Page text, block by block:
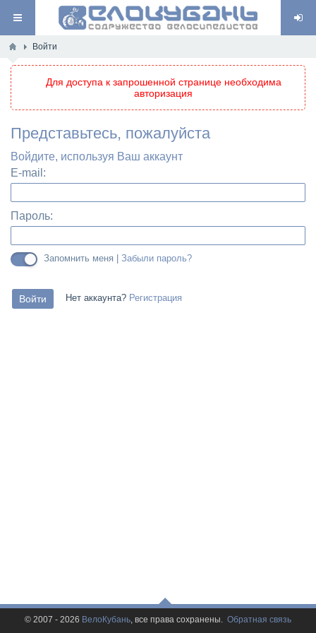
Войти
Для доступа к запрошенной странице необходима
авторизация
Представьтесь, пожалуйста
Войдите, используя Ваш аккаунт
E-mail:
Пароль:
Запомнить меня | Забыли пароль?
Нет аккаунта? Регистрация
© 2007 - 2026 ВелоКубань, все права сохранены. Обратная связь